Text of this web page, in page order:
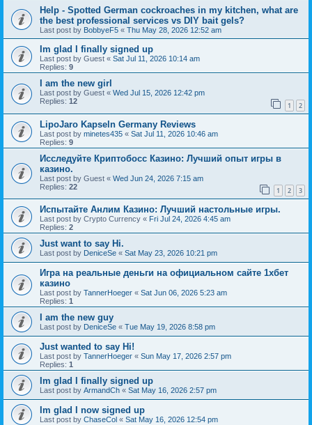
Help - Spotted German cockroaches in my kitchen, what are
the best professional services vs DIY bait gels?
Last post by BobbyeF5 « Thu May 28, 2026 12:52 am
Im glad I finally signed up
Last post by Guest « Sat Jul 11, 2026 10:14 am
Replies: 9
I am the new girl
Last post by Guest « Wed Jul 15, 2026 12:42 pm
Replies: 12 1 2
LipoJaro Kapseln Germany Reviews
Last post by minetes435 « Sat Jul 11, 2026 10:46 am
Replies: 9
Исследуйте Криптобосс Казино: Лучший опыт игры в
казино.
Last post by Guest « Wed Jun 24, 2026 7:15 am
Replies: 22 1 2 3
Испытайте Анлим Казино: Лучший настольные игры.
Last post by Crypto Currency « Fri Jul 24, 2026 4:45 am
Replies: 2
Just want to say Hi.
Last post by DeniceSe « Sat May 23, 2026 10:21 pm
Игра на реальные деньги на официальном сайте 1хбет
казино
Last post by TannerHoeger « Sat Jun 06, 2026 5:23 am
Replies: 1
I am the new guy
Last post by DeniceSe « Tue May 19, 2026 8:58 pm
Just wanted to say Hi!
Last post by TannerHoeger « Sun May 17, 2026 2:57 pm
Replies: 1
Im glad I finally signed up
Last post by ArmandCh « Sat May 16, 2026 2:57 pm
Im glad I now signed up
Last post by ChaseCol « Sat May 16, 2026 12:54 pm